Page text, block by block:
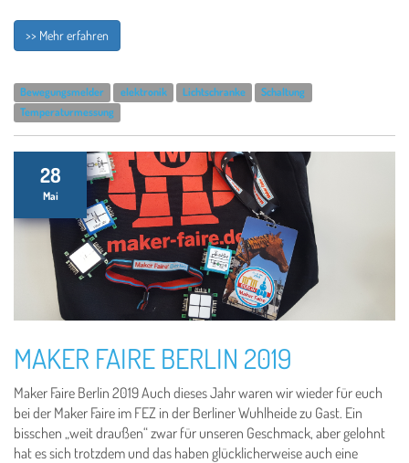
>> Mehr erfahren
Bewegungsmelder elektronik Lichtschranke
Schaltung
Temperaturmessung
28
Mai
MAKER FAIRE BERLIN 2019
Maker Faire Berlin 2019 Auch dieses Jahr waren wir wieder für euch
bei der Maker Faire im FEZ in der Berliner Wuhlheide zu Gast. Ein
bisschen „weit draußen“ zwar für unseren Geschmack, aber gelohnt
hat es sich trotzdem und das haben glücklicherweise auch eine